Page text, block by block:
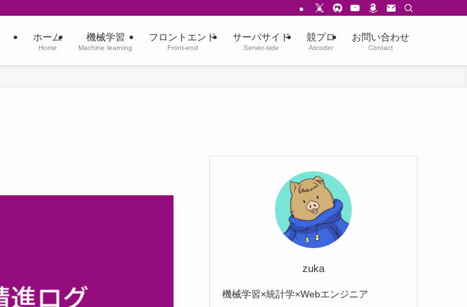
ホーム
Home
機械学習
Machine learning
フロントエンド
Front-end
サーバサイド
Server-side
競プロ
Atcoder
お問い合わせ
Contact
zuka
機械学習×統計学×Webエンジニア